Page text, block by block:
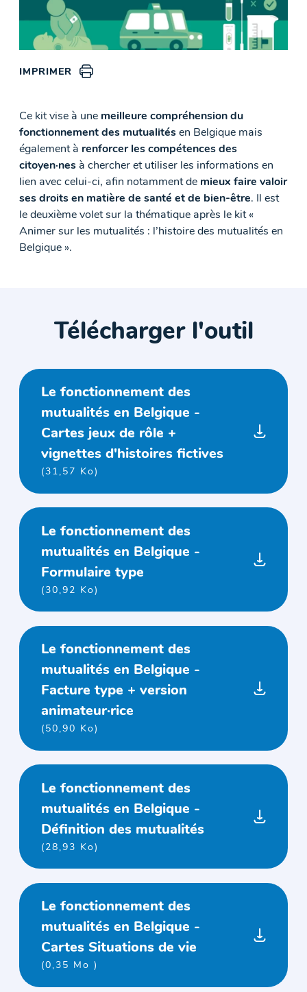
IMPRIMER
Ce kit vise à une meilleure compréhension du
fonctionnement des mutualités en Belgique mais
également à renforcer les compétences des
citoyen·nes à chercher et utiliser les informations en
lien avec celui-ci, afin notamment de mieux faire valoir
ses droits en matière de santé et de bien-être. Il est
le deuxième volet sur la thématique après le kit «
Animer sur les mutualités : l’histoire des mutualités en
Belgique ».
Télécharger l'outil
Le fonctionnement des
mutualités en Belgique -
Cartes jeux de rôle +
vignettes d'histoires fictives
(31,57 Ko)
Le fonctionnement des
mutualités en Belgique -
Formulaire type
(30,92 Ko)
Le fonctionnement des
mutualités en Belgique -
Facture type + version
animateur·rice
(50,90 Ko)
Le fonctionnement des
mutualités en Belgique -
Définition des mutualités
(28,93 Ko)
Le fonctionnement des
mutualités en Belgique -
Cartes Situations de vie
(0,35 Mo )